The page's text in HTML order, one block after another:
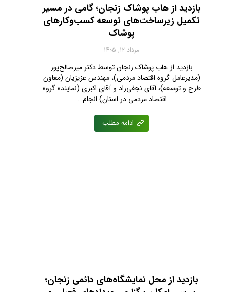
بازدید از هاب پوشاک زنجان؛ گامی در مسیر
تکمیل زیرساخت‌های توسعه کسب‌وکارهای
پوشاک
مرداد ۱۲, ۱۴۰۵
بازدید از هاب پوشاک زنجان توسط دکتر میرصالح‌پور
(مدیرعامل گروه اقتصاد مردمی)، مهندس عزیزیان (معاون
طرح و توسعه)، آقای نجفی‌راد و آقای اکبری (نماینده گروه
اقتصاد مردمی در استان) انجام …
ادامه مطلب
بازدید از محل نمایشگاه‌های دائمی زنجان؛